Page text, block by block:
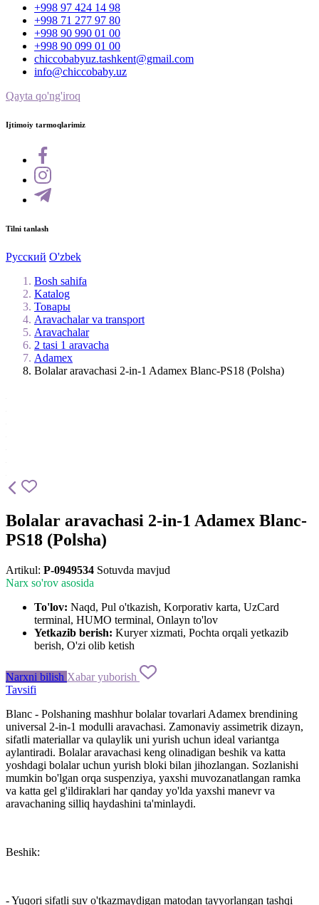
+998 97 424 14 98
+998 71 277 97 80
+998 90 990 01 00
+998 90 099 01 00
chiccobabyuz.tashkent@gmail.com
info@chiccobaby.uz
Qayta qo'ng'iroq
Ijtimoiy tarmoqlarimiz
Tilni tanlash
Русский O'zbek
Bosh sahifa
Katalog
Товары
Aravachalar va transport
Aravachalar
2 tasi 1 aravacha
Adamex
Bolalar aravachasi 2-in-1 Adamex Blanc-PS18 (Polsha)
Bolalar aravachasi 2-in-1 Adamex Blanc-
PS18 (Polsha)
Artikul: P-0949534 Sotuvda mavjud
Narx so'rov asosida
To'lov: Naqd, Pul o'tkazish, Korporativ karta, UzCard
terminal, HUMO terminal, Onlayn to'lov
Yetkazib berish: Kuryer xizmati, Pochta orqali yetkazib
berish, O'zi olib ketish
Narxni bilish Xabar yuborish
Tavsifi
Blanc - Polshaning mashhur bolalar tovarlari Adamex brendining
universal 2-in-1 modulli aravachasi. Zamonaviy assimetrik dizayn,
sifatli materiallar va qulaylik uni yurish uchun ideal variantga
aylantiradi. Bolalar aravachasi keng olinadigan beshik va katta
yoshdagi bolalar uchun yurish bloki bilan jihozlangan. Sozlanishi
mumkin bo'lgan orqa suspenziya, yaxshi muvozanatlangan ramka
va katta gel g'ildiraklari har qanday yo'lda yaxshi manevr va
aravachaning silliq haydashini ta'minlaydi.
Beshik:
- Yuqori sifatli suv o'tkazmaydigan matodan tayyorlangan tashqi